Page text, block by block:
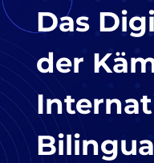
Das
der